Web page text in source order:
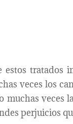
estos
veces los
muchas veces
perjuicios